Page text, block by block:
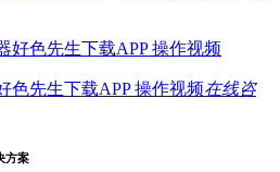
色先生下载APP 操作视频在线咨
方案